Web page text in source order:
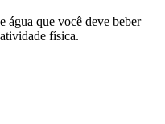
água que você deve beber
física.